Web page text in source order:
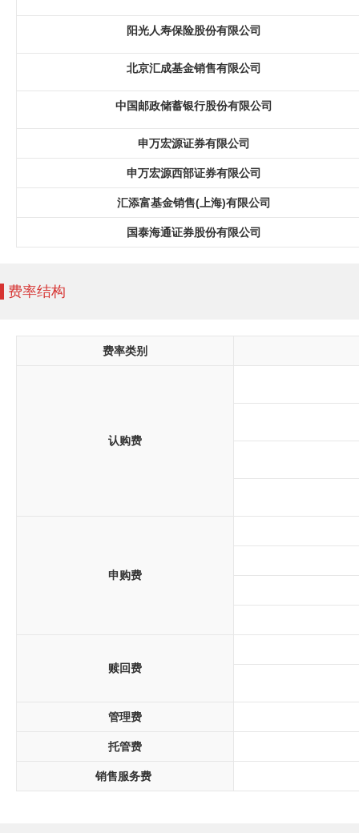
阳光人寿保险股份有限公司
北京汇成基金销售有限公司
中国邮政储蓄银行股份有限公司
申万宏源证券有限公司
申万宏源西部证券有限公司
汇添富基金销售(上海)有限公司
国泰海通证券股份有限公司
费率结构
费率类别
认购费
申购费
赎回费
管理费
托管费
销售服务费